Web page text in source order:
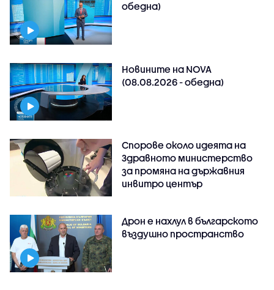
обедна)
Новините на NOVA
(08.08.2026 - обедна)
Спорове около идеята на
Здравното министерство
за промяна на държавния
инвитро център
Дрон е нахлул в българското
въздушно пространство